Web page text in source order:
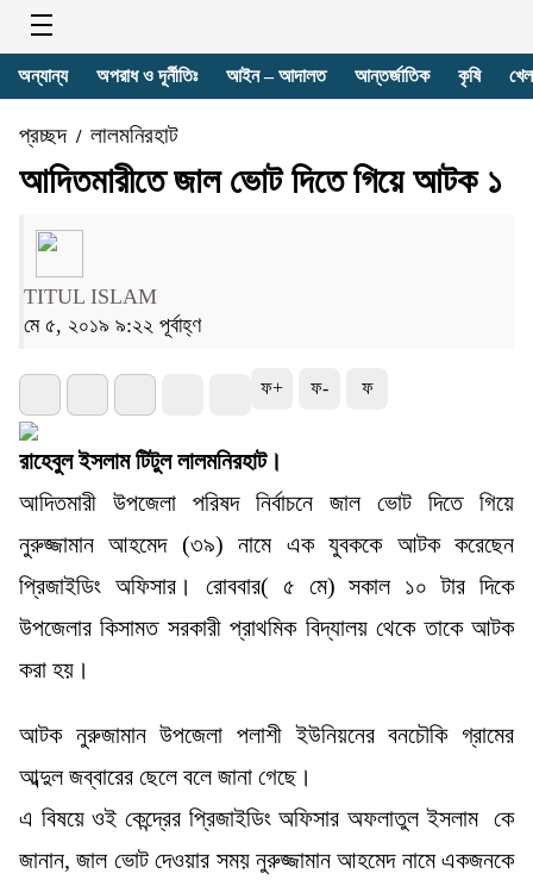
অন্যান্য অপরাধ ও দূর্নীতিঃ আইন – আদালত আন্তর্জাতিক কৃষি
প্রচ্ছদ/ লালমনিরহাট
আদিতমারীতে জাল ভোট দিতে গিয়ে আটক ১
TITUL ISLAM
মে ৫, ২০১৯ ৯:২২ পূর্বাহ্ণ
ফ+ ফ- ফ
রাহেবুল ইসলাম টিটুল লালমনিরহাট।
আদিতমারী উপজেলা পরিষদ নির্বাচনে জাল ভোট দিতে গিয়ে
নুরুজ্জামান আহমেদ (৩৯) নামে এক যুবককে আটক করেছেন
প্রিজাইডিং অফিসার। রোববার( ৫ মে) সকাল ১০ টার দিকে
উপজেলার কিসামত সরকারী প্রাথমিক বিদ্যালয় থেকে তাকে আটক
করা হয়।
আটক নুরুজামান উপজেলা পলাশী ইউনিয়নের বনচৌকি গ্রামের
আব্দুল জব্বারের ছেলে বলে জানা গেছে।
এ বিষয়ে ওই কেন্দ্রের প্রিজাইডিং অফিসার অফলাতুল ইসলাম কে
জানান, জাল ভোট দেওয়ার সময় নুরুজ্জামান আহমেদ নামে একজনকে